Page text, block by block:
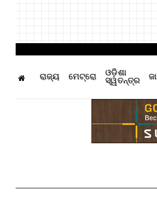
ରାଜ୍ୟ ମେଟ୍ରୋ
ଓଡ଼ିଶା
ସ୍ୱତନ୍ତ୍ର